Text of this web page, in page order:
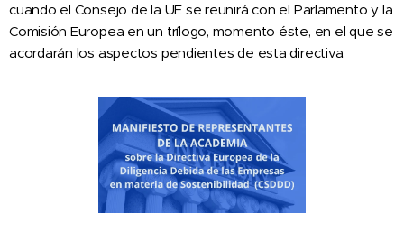
cuando el Consejo de la UE se reunirá con el Parlamento y la
Comisión Europea en un trílogo, momento éste, en el que se
acordarán los aspectos pendientes de esta directiva.